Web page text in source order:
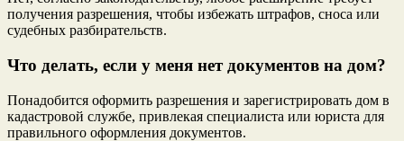
получения разрешения, чтобы избежать штрафов, сноса или
судебных разбирательств.
Что делать, если у меня нет документов на дом?
Понадобится оформить разрешения и зарегистрировать дом в
кадастровой службе, привлекая специалиста или юриста для
правильного оформления документов.